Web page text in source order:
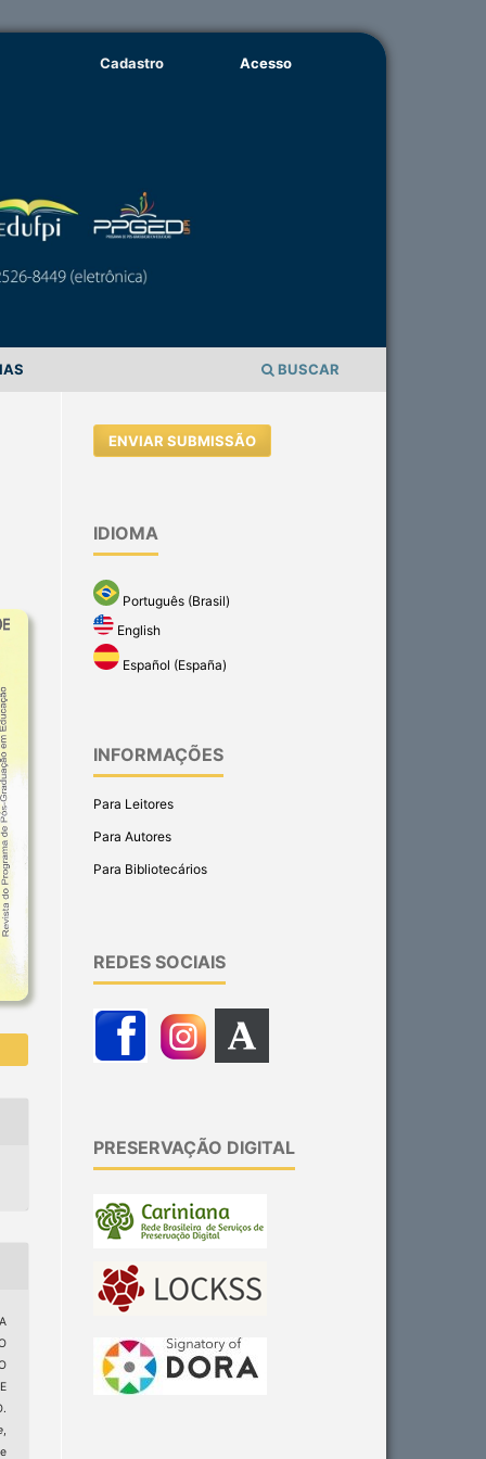
BUSCAR
Cadastro Acesso
,
ENVIAR SUBMISSÃO
IDIOMA
Português (Brasil)
English
Español (España)
INFORMAÇÕES
Para Leitores
Para Autores
Para Bibliotecários
REDES SOCIAIS
PRESERVAÇÃO DIGITAL